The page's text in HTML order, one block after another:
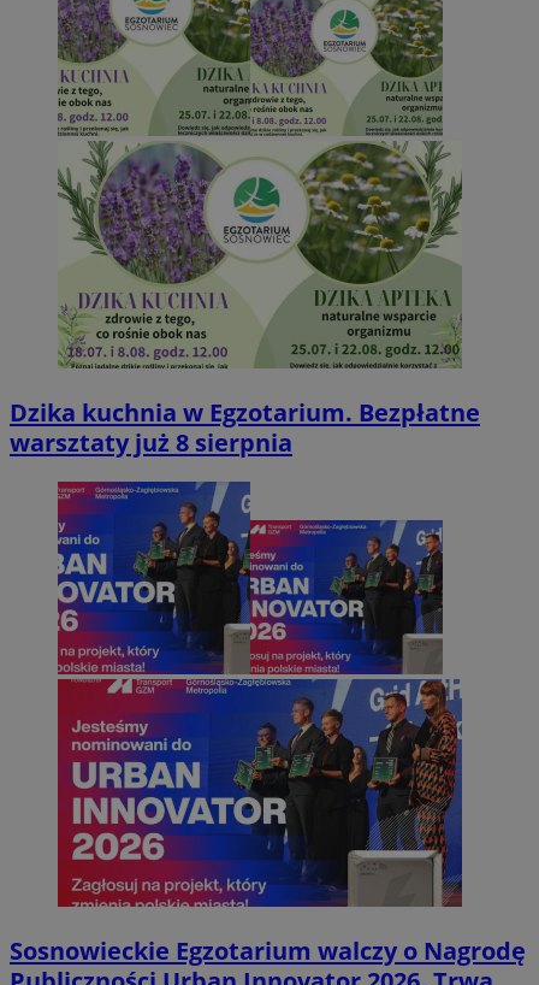
Dzika kuchnia w Egzotarium. Bezpłatne
warsztaty już 8 sierpnia
Sosnowieckie Egzotarium walczy o Nagrodę